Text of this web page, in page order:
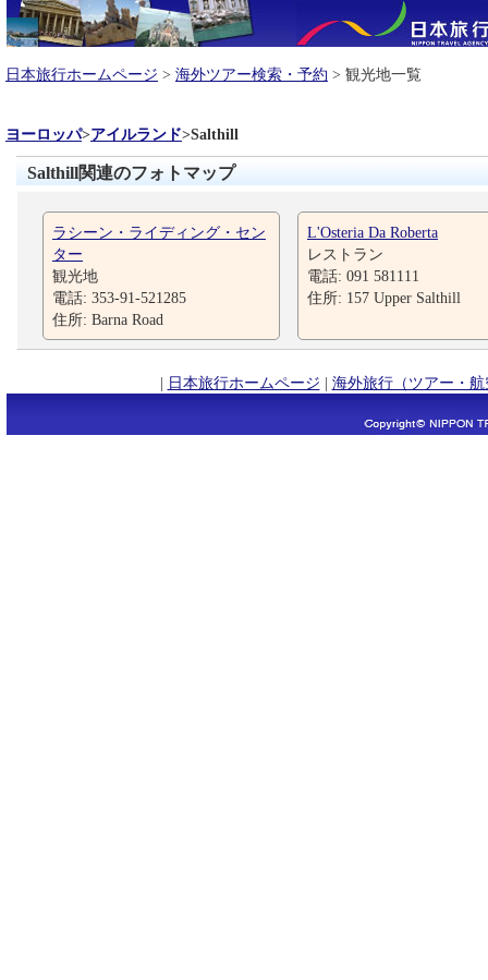
日本旅行ホームページ > 海外ツアー検索・予約 > 観光地一覧
ヨーロッパ>アイルランド>Salthill
Salthill関連のフォトマップ
ラシーン・ライディング・セン
ター
観光地
電話: 353-91-521285
住所: Barna Road
L'Osteria Da Roberta
レストラン
電話: 091 581111
住所: 157 Upper Salthill
| 日本旅行ホームページ | 海外旅行（ツアー・航